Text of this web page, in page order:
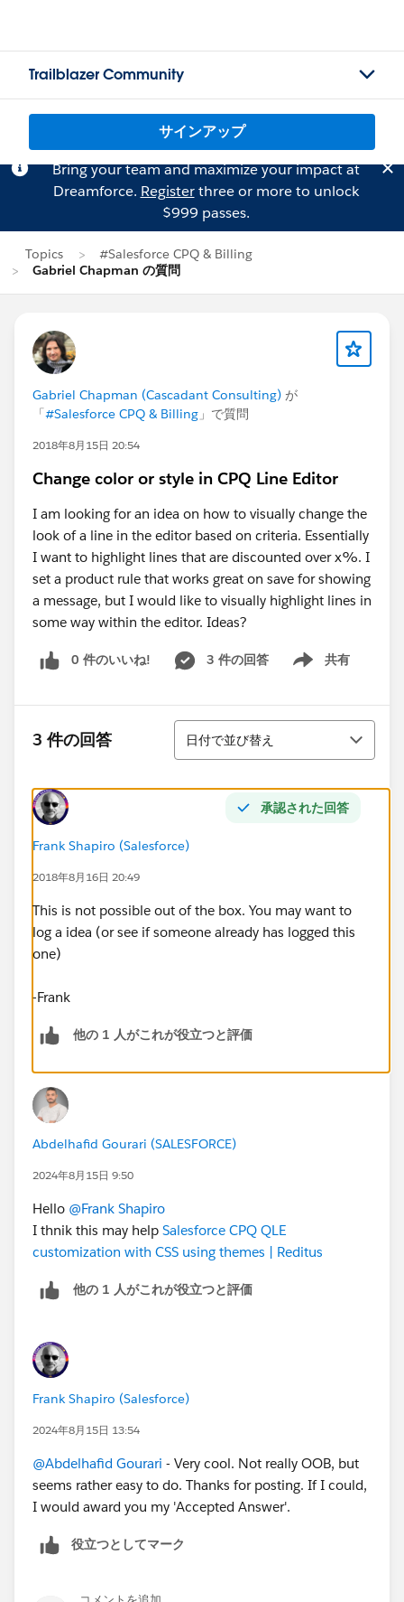
Trailblazer Community
サインアップ
Bring your team and maximize your impact at
Dreamforce. Registerthree or more to unlock
$999 passes.
Topics
#Salesforce CPQ & Billing
Gabriel Chapman の質問
Gabriel Chapman (Cascadant Consulting) が
「#Salesforce CPQ & Billing 」で質問
2018年8月15日 20:54
Change color or style in CPQ Line Editor
I am looking for an idea on how to visually change the
look of a line in the editor based on criteria. Essentially
I want to highlight lines that are discounted over x%. I
set a product rule that works great on save for showing
a message, but I would like to visually highlight lines in
some way within the editor. Ideas?
0 件のいいね! 3 件の回答 共有
Show menu
3 件の回答
並び替え
日付で並び替え
承認された回答
Frank Shapiro (Salesforce)
2018年8月16日 20:49
This is not possible out of the box. You may want to
log a idea (or see if someone already has logged this
one)
-Frank
他の 1 人がこれが役立つと評価
Abdelhafid Gourari (SALESFORCE)
2024年8月15日 9:50
Hello @Frank Shapiro
I thnik this may help Salesforce CPQ QLE
customization with CSS using themes | Reditus
他の 1 人がこれが役立つと評価
Frank Shapiro (Salesforce)
2024年8月15日 13:54
@Abdelhafid Gourari - Very cool. Not really OOB, but
seems rather easy to do. Thanks for posting. If I could,
I would award you my 'Accepted Answer'.
役立つとしてマーク